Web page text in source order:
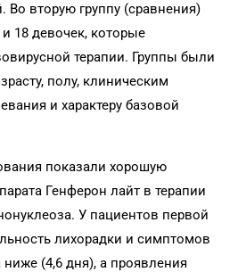
Во вторую группу (сравнения)
18 девочек, которые
терапии. Группы были
полу, клиническим
и характеру базовой
показали хорошую
Генферон лайт в терапии
У пациентов первой
лихорадки и симптомов
(4,6 дня), а проявления